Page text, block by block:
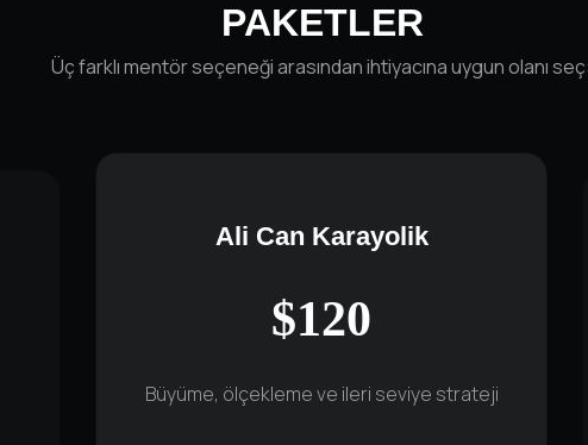
PAKETLER
Üç farklı mentör seçeneği arasından ihtiyacına uygun olanı
Ali Can Karayolik
$120
Büyüme, ölçekleme ve ileri seviye strateji